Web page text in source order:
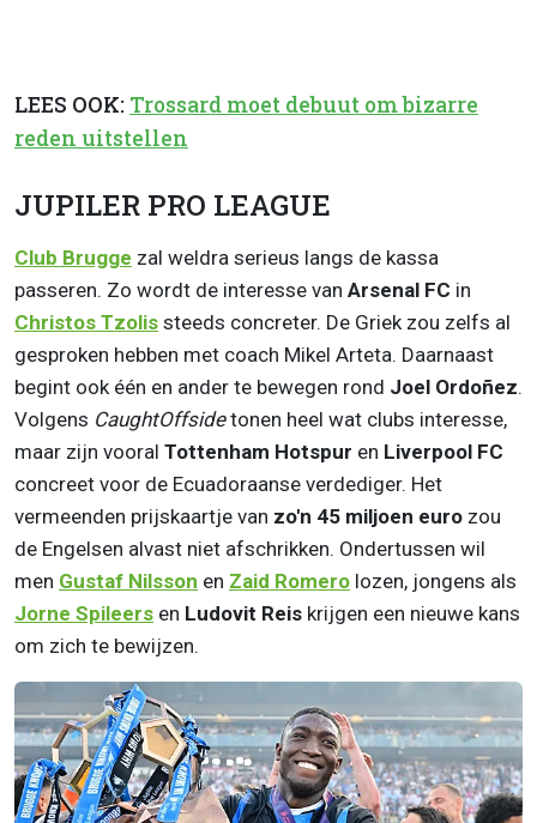
LEES OOK: Trossard moet debuut om bizarre
reden uitstellen
JUPILER PRO LEAGUE
Club Brugge zal weldra serieus langs de kassa
passeren. Zo wordt de interesse van Arsenal FC in
Christos Tzolis steeds concreter. De Griek zou zelfs al
gesproken hebben met coach Mikel Arteta. Daarnaast
begint ook één en ander te bewegen rond Joel Ordoñez.
Volgens CaughtOffsidetonen heel wat clubs interesse,
maar zijn vooral Tottenham Hotspur en Liverpool FC
concreet voor de Ecuadoraanse verdediger. Het
vermeenden prijskaartje van zo'n 45 miljoen euro zou
de Engelsen alvast niet afschrikken. Ondertussen wil
men Gustaf Nilsson en Zaid Romero lozen, jongens als
Jorne Spileers en Ludovit Reis krijgen een nieuwe kans
om zich te bewijzen.